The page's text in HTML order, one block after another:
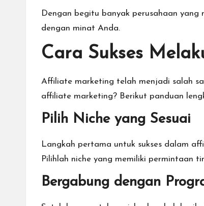
Dengan begitu banyak perusahaan
dengan minat Anda.
Cara Sukses
Affiliate marketing telah menjadi salah
affiliate marketing? Berikut panduan
Pilih Niche yang Sesuai
Langkah pertama untuk sukses dalam
Pilihlah niche yang memiliki permintaan
Bergabung dengan